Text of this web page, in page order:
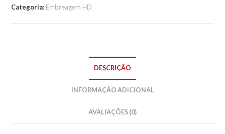
Categoria: Embreagem HD
DESCRIÇÃO
INFORMAÇÃO ADICIONAL
AVALIAÇÕES (0)